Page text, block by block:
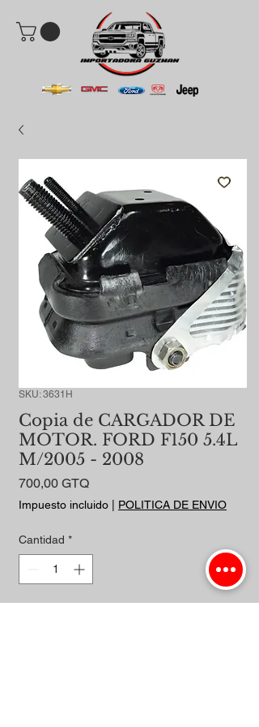
SKU: 3631H
Copia de CARGADOR DE
MOTOR. FORD F150 5.4L
M/2005 - 2008
700,00 GTQPrecio
Impuesto incluido POLITICA DE ENVIO
Cantidad *